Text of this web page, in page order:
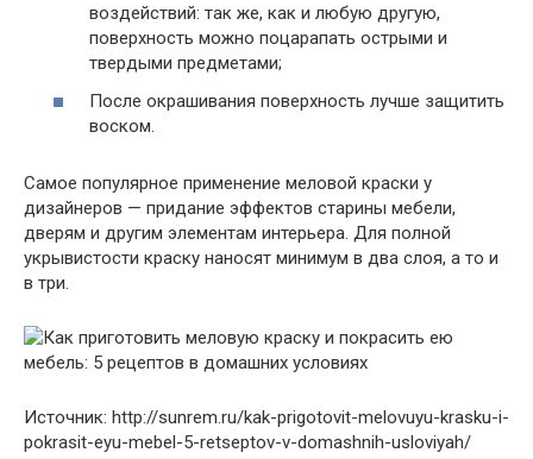
воздействий: так же, как и любую другую,
поверхность можно поцарапать острыми и
твердыми предметами;
После окрашивания поверхность лучше защитить
воском.
Самое популярное применение меловой краски у
дизайнеров — придание эффектов старины мебели,
дверям и другим элементам интерьера. Для полной
укрывистости краску наносят минимум в два слоя, а то и
в три.
Источник: http://sunrem.ru/kak-prigotovit-melovuyu-krasku-i-
pokrasit-eyu-mebel-5-retseptov-v-domashnih-usloviyah/